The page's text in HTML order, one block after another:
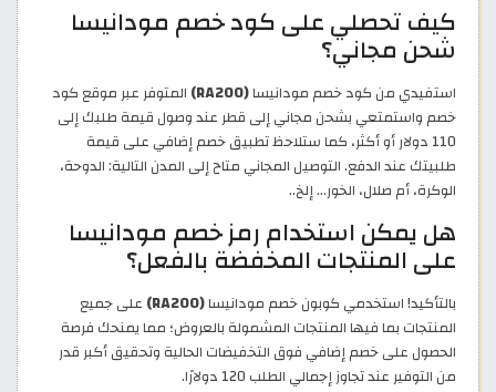
كيف تحصلي على كود خصم مودانيسا
شحن مجاني؟
استفيدي من كود خصم مودانيسا(RA200)
المتوفر عبر موقع كود
خصم واستمتعي بشحن مجاني إلى قطر عند وصول قيمة طلبك إلى
110 دولار أو أكثر، كما ستلاحظ تطبيق خصم إضافي على قيمة
طلبيتك عند الدفع. التوصيل المجاني متاح إلى المدن التالية: الدوحة،
الوكرة، أم صلال، الخور... إلخ..
هل يمكن استخدام رمز خصم مودانيسا
على المنتجات المخفضة بالفعل؟
بالتأكيد! استخدمي كوبون خصم مودانيسا(RA200)
على جميع
المنتجات بما فيها المنتجات المشمولة بالعروض؛ مما يمنحك فرصة
الحصول على خصم إضافي فوق التخفيضات الحالية وتحقيق أكبر قدر
من التوفير عند تجاوز إجمالي الطلب 120 دولارًا.